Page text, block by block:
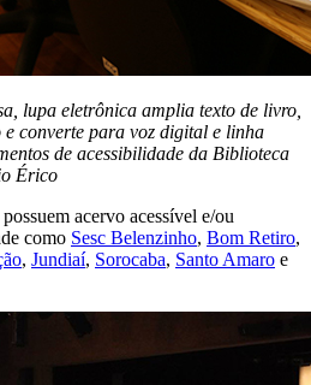
lupa eletrônica amplia texto de livro,
converte para voz digital e linha
de acessibilidade da Biblioteca
Érico
acervo acessível e/ou
como Sesc Belenzinho, Bom Retiro,
, Jundiaí, Sorocaba, Santo Amaro e